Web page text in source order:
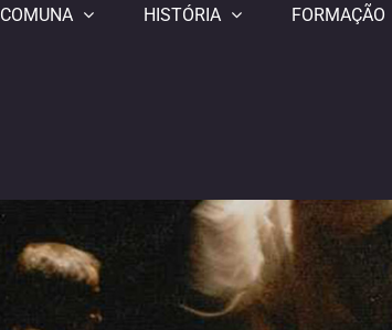
COMUNA HISTÓRIA FORMAÇÃO